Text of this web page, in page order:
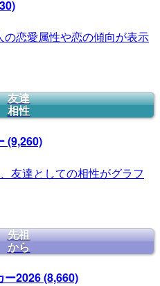
恋愛属性や恋の傾向が表示
友達
相性
(9,260)
友達としての相性がグラフ
先祖
から
ー2026(8,660)